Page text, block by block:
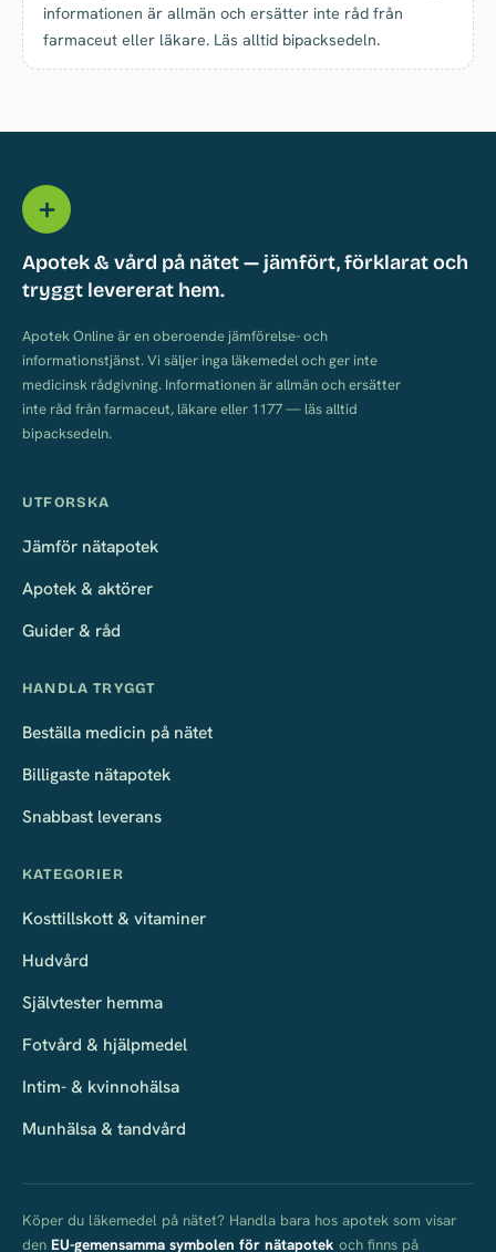
informationen är allmän och ersätter inte råd från
farmaceut eller läkare. Läs alltid bipacksedeln.
＋
Apotek & vård på nätet — jämfört, förklarat och
tryggt levererat hem.
Apotek Online är en oberoende jämförelse- och
informationstjänst. Vi säljer inga läkemedel och ger inte
medicinsk rådgivning. Informationen är allmän och ersätter
inte råd från farmaceut, läkare eller 1177 — läs alltid
bipacksedeln.
UTFORSKA
Jämför nätapotek
Apotek & aktörer
Guider & råd
HANDLA TRYGGT
Beställa medicin på nätet
Billigaste nätapotek
Snabbast leverans
KATEGORIER
Kosttillskott & vitaminer
Hudvård
Självtester hemma
Fotvård & hjälpmedel
Intim- & kvinnohälsa
Munhälsa & tandvård
Köper du läkemedel på nätet? Handla bara hos apotek som visar
den EU-gemensamma symbolen för nätapotek och finns på